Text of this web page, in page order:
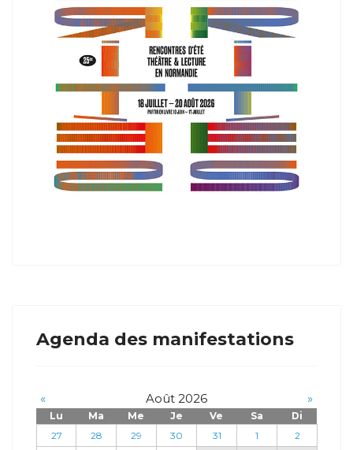
Agenda des manifestations
« Août 2026 »
Lu Ma Me Je Ve Sa
Di
27
28 29 30 31 1
2